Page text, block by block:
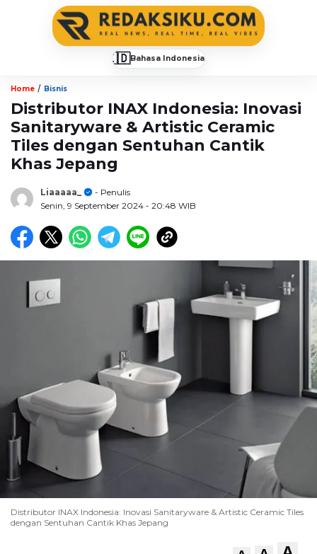
🇮🇩Bahasa Indonesia
Home / Bisnis
Distributor INAX Indonesia: Inovasi
Sanitaryware & Artistic Ceramic
Tiles dengan Sentuhan Cantik
Khas Jepang
Liaaaaa_
- Penulis
Senin, 9 September 2024 - 20:48 WIB
Distributor INAX Indonesia: Inovasi Sanitaryware & Artistic Ceramic Tiles
dengan Sentuhan Cantik Khas Jepang